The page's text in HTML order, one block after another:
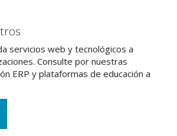
servicios web y tecnológicos a
Consulte por nuestras
ERP y plataformas de educación a